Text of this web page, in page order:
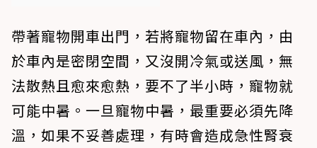
帶著寵物開車出門，若將寵物留在車內，由
於車內是密閉空間，又沒開冷氣或送風，無
法散熱且愈來愈熱，要不了半小時，寵物就
可能中暑。一旦寵物中暑，最重要必須先降
溫，如果不妥善處理，有時會造成急性腎衰